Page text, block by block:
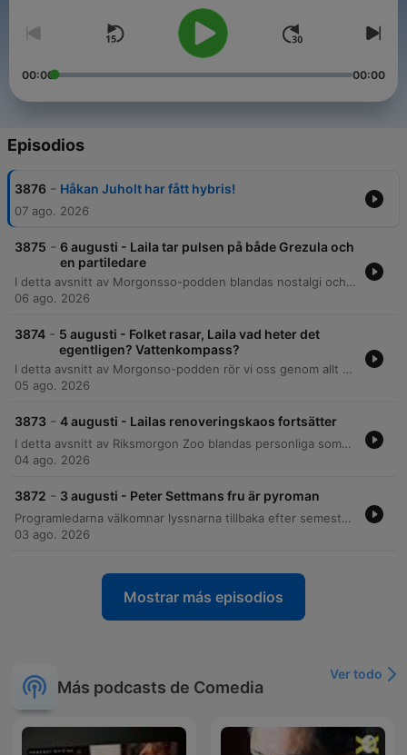
00:00 00:00
Episodios
3876 - Håkan Juholt har fått hybris!
07 ago. 2026
3875 - 6 augusti - Laila tar pulsen på både Grezula och
en partiledare
I detta avsnitt av Morgonsso-podden blandas nostalgi och nyheter med personliga reflektioner. Programledarna diskuterar allt från kräftskivans framtid och kändisars närvaro i Stockholm till vardagliga utmaningar som frisörångest och misslyckad fönsterputsning. Samtalet rör sig vidare genom ämnen som sociala mediers hårda ton mot politiker, en intervju med artisten Gresola, samt en bilfärd med Miljöpartiets Daniel Heldén. Avsnittet avslutas med lyssnarinslag i Familjerådet om relationer mellan föräldrar och barn samt en spännande tävling.
06 ago. 2026
3874 - 5 augusti - Folket rasar, Laila vad heter det
egentligen? Vattenkompass?
I detta avsnitt av Morgonso-podden rör vi oss genom allt från festivalnyheter och populärkultur till personliga reflektioner. Vi diskuterar kommande evenemang som Riks-FM-festivalen, pratar om tv-serien Ted Lasso och minns den nyligen bortgångna Linda Hammar. Programledarna delar även med sig av vardagliga funderingar kring allt från tandhygienistbesök och brittiska kexvanor till nya boendetrender för äldre. Vi avslutar med interaktiva tävlingar, ordjakter och lyssnarinslag om drömmar om framtiden.
05 ago. 2026
3873 - 4 augusti - Lailas renoveringskaos fortsätter
I detta avsnitt av Riksmorgon Zoo blandas personliga sommaranekdoter med allt från vardagskaos och bostadsrättskonflikter till diskussioner om åldersskillnader i relationer. Programledarna delar med sig av sina bästa (och sämsta) minnen från sommaren, inklusive Lailas renoveringsmisslyckanden och traumatiska upplevelser med utedass. Programmet innehåller även spännande tävlingar som Ordjakten och Sverige mot morgonso, samt diskussioner kring aktuella nyheter, dokumentärtips och lyssnarfrågor i Familjerådet.
04 ago. 2026
3872 - 3 augusti - Peter Settmans fru är pyroman
Programledarna välkomnar lyssnarna tillbaka efter semestern till Morgonsso-podden. Avsnittet bjuder på allt från rykten om Dua Lipas besök på Södermalm och personliga sommarminnen, till praktiska tips för vattenskadade mobiler och diskussioner kring aktuella nyhetsrubriker. I studion återvänder även Peter Zettman och den nya kollegan Erik Myrlund. Programmet innehåller tävlingsmoment som Instagram-gissning och en lek mellan Sverige och morgonså, samt avrundas med humoristiska lokala nyheter.
03 ago. 2026
Mostrar más episodios
Más podcasts de Comedia
Ver todo